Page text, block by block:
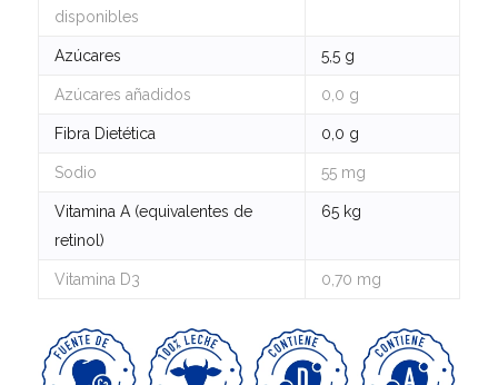
disponibles
Azúcares 5,5 g
Azúcares añadidos 0,0 g
Fibra Dietética 0,0 g
Sodio 55 mg
Vitamina A (equivalentes de
retinol)
65 kg
Vitamina D3 0,70 mg